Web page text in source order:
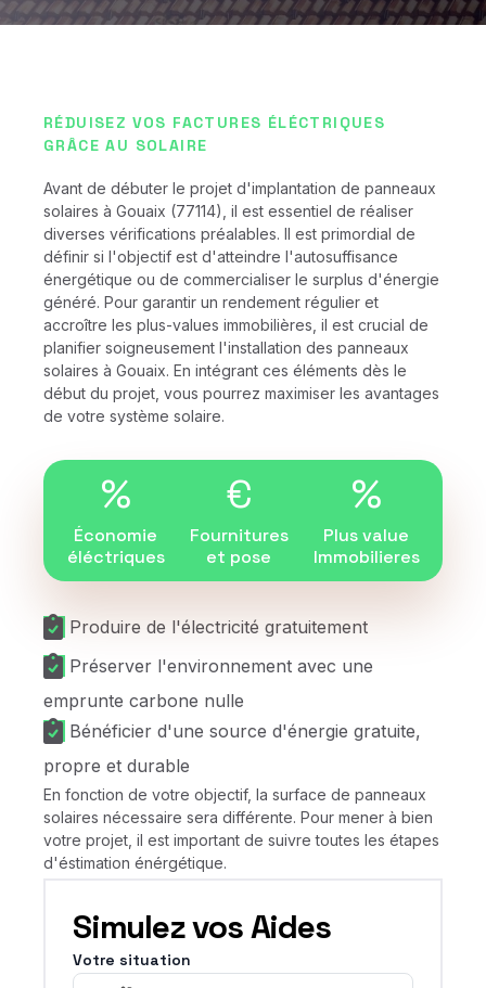
RÉDUISEZ VOS FACTURES ÉLÉCTRIQUES
GRÂCE AU SOLAIRE
Avant de débuter le projet d'implantation de panneaux
solaires à Gouaix (77114), il est essentiel de réaliser
diverses vérifications préalables. Il est primordial de
définir si l'objectif est d'atteindre l'autosuffisance
énergétique ou de commercialiser le surplus d'énergie
généré. Pour garantir un rendement régulier et
accroître les plus-values immobilières, il est crucial de
planifier soigneusement l'installation des panneaux
solaires à Gouaix. En intégrant ces éléments dès le
début du projet, vous pourrez maximiser les avantages
de votre système solaire.
%
Économie
éléctriques
€
Fournitures
et pose
%
Plus value
Immobilieres
Produire de l'électricité gratuitement
Préserver l'environnement avec une
emprunte carbone nulle
Bénéficier d'une source d'énergie gratuite,
propre et durable
En fonction de votre objectif, la surface de panneaux
solaires nécessaire sera différente. Pour mener à bien
votre projet, il est important de suivre toutes les étapes
d'éstimation énérgétique.
Simulez vos Aides
Votre situation